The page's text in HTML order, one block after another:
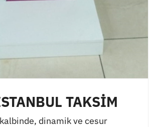
TAKSİM
dinamik ve cesur